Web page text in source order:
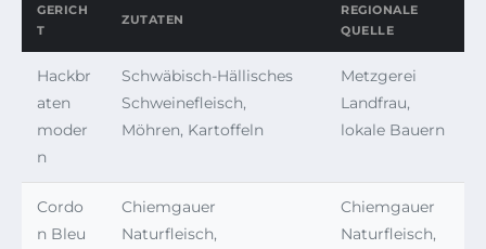
GERICH
T
ZUTATEN
REGIONALE
QUELLE
Hackbr
aten
moder
n
Schwäbisch-Hällisches
Schweinefleisch,
Möhren, Kartoffeln
Metzgerei
Landfrau,
lokale Bauern
Cordo
n Bleu
Chiemgauer
Naturfleisch,
Chiemgauer
Naturfleisch,